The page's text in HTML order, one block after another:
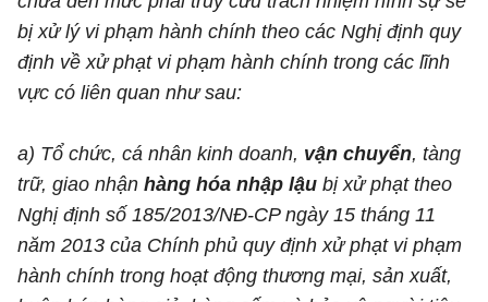
bị xử lý vi phạm hành chính theo các Nghị định quy
định về xử phạt vi phạm hành chính trong các lĩnh
vực có liên quan như sau:
a) Tổ chức, cá nhân kinh doanh, vận chuyển, tàng
trữ, giao nhận hàng hóa nhập lậu bị xử phạt theo
Nghị định số 185/2013/NĐ-CP ngày 15 tháng 11
năm 2013 của Chính phủ quy định xử phạt vi phạm
hành chính trong hoạt động thương mại, sản xuất,